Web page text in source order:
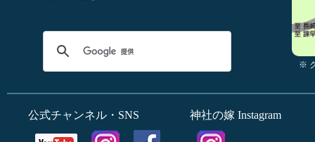
※
公式チャンネル・SNS 神社の嫁 Instagram